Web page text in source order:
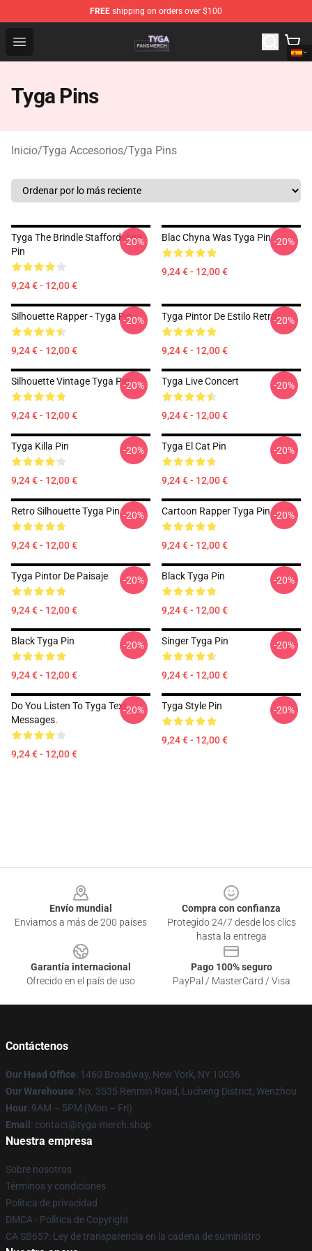
FREE shipping on orders over $100
Open menu
Tyga Shop - Official Tyga Merchandise Store
Tyga Pins
Inicio/Tyga Accesorios/Tyga Pins
Tyga The Brindle Staffordshire
Pin
9,24 € - 12,00 €
-20% Blac Chyna Was Tyga Pin
9,24 € - 12,00 €
-20%
Silhouette Rapper - Tyga Pin
9,24 € - 12,00 €
-20% Tyga Pintor De Estilo Retro
9,24 € - 12,00 €
-20%
Silhouette Vintage Tyga Pin
9,24 € - 12,00 €
-20% Tyga Live Concert
9,24 € - 12,00 €
-20%
Tyga Killa Pin
9,24 € - 12,00 €
-20% Tyga El Cat Pin
9,24 € - 12,00 €
-20%
Retro Silhouette Tyga Pin
9,24 € - 12,00 €
-20% Cartoon Rapper Tyga Pin
9,24 € - 12,00 €
-20%
Tyga Pintor De Paisaje
9,24 € - 12,00 €
-20% Black Tyga Pin
9,24 € - 12,00 €
-20%
Black Tyga Pin
9,24 € - 12,00 €
-20% Singer Tyga Pin
9,24 € - 12,00 €
-20%
Do You Listen To Tyga Text
Messages.
9,24 € - 12,00 €
-20% Tyga Style Pin
9,24 € - 12,00 €
-20%
Envío mundial
Enviamos a más de 200 países
Compra con confianza
Protegido 24/7 desde los clics
hasta la entrega
Garantía internacional
Ofrecido en el país de uso
Pago 100% seguro
PayPal / MasterCard / Visa
Contáctenos
Our Head Office: 1460 Broadway, New York, NY 10036
Our Warehouse: No. 3535 Renmin Road, Lucheng District, Wenzhou
Hour: 9AM – 5PM (Mon – Fri)
Email : contact@tyga-merch.shop
Nuestra empresa
Sobre nosotros
Términos y condiciones
Política de privacidad
DMCA - Política de Copyright
CA SB657: Ley de transparencia en la cadena de suministro